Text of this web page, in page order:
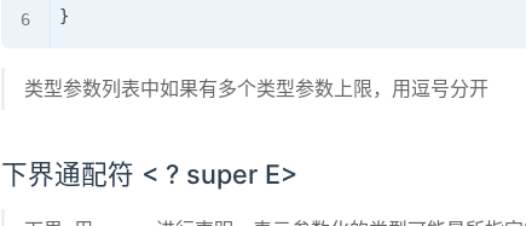
类型参数列表中如果有多个类型参数上限，用逗号分开
下界通配符 < ? super E>